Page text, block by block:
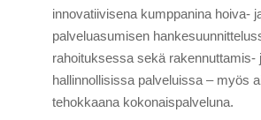
innovatiivisena kumppanina hoiva-
palveluasumisen
rahoituksessa sekä rakennuttamis-
hallinnollisissa palveluissa – myös
tehokkaana kokonaispalveluna.